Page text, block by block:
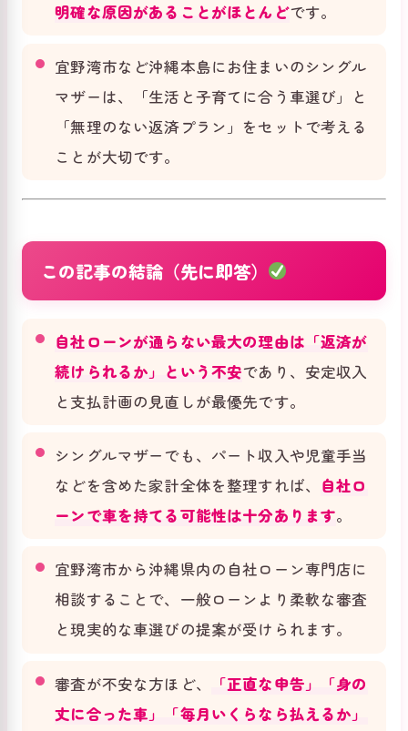
明確な原因があることがほとんどです。
宜野湾市など沖縄本島にお住まいのシングル
マザーは、「生活と子育てに合う車選び」と
「無理のない返済プラン」をセットで考える
ことが大切です。‍‍
この記事の結論（先に即答）
自社ローンが通らない最大の理由は「返済が
続けられるか」という不安であり、安定収入
と支払計画の見直しが最優先です。
シングルマザーでも、パート収入や児童手当
などを含めた家計全体を整理すれば、 自社ロ
ーンで車を持てる可能性は十分あります。
宜野湾市から沖縄県内の自社ローン専門店に
相談することで、一般ローンより柔軟な審査
と現実的な車選びの提案が受けられます。
審査が不安な方ほど、
「正直な申告」「身の
丈に合った車」「毎月いくらなら払えるか」